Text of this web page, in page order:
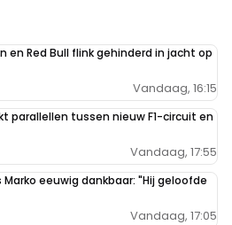
en Red Bull flink gehinderd in jacht op
Vandaag, 16:15
parallellen tussen nieuw F1-circuit en
Vandaag, 17:55
Marko eeuwig dankbaar: "Hij geloofde
Vandaag, 17:05